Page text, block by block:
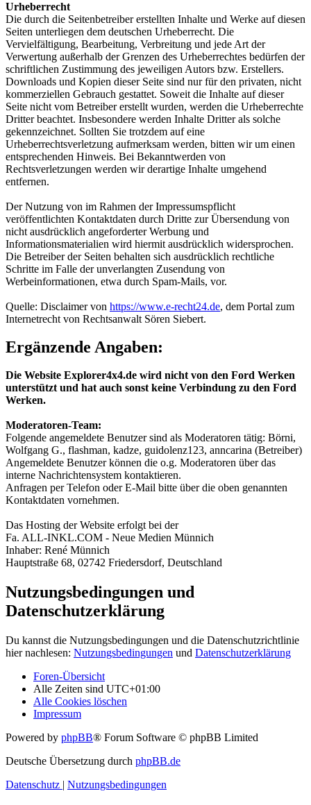
Urheberrecht
Die durch die Seitenbetreiber erstellten Inhalte und Werke auf diesen
Seiten unterliegen dem deutschen Urheberrecht. Die
Vervielfältigung, Bearbeitung, Verbreitung und jede Art der
Verwertung außerhalb der Grenzen des Urheberrechtes bedürfen der
schriftlichen Zustimmung des jeweiligen Autors bzw. Erstellers.
Downloads und Kopien dieser Seite sind nur für den privaten, nicht
kommerziellen Gebrauch gestattet. Soweit die Inhalte auf dieser
Seite nicht vom Betreiber erstellt wurden, werden die Urheberrechte
Dritter beachtet. Insbesondere werden Inhalte Dritter als solche
gekennzeichnet. Sollten Sie trotzdem auf eine
Urheberrechtsverletzung aufmerksam werden, bitten wir um einen
entsprechenden Hinweis. Bei Bekanntwerden von
Rechtsverletzungen werden wir derartige Inhalte umgehend
entfernen.
Der Nutzung von im Rahmen der Impressumspflicht
veröffentlichten Kontaktdaten durch Dritte zur Übersendung von
nicht ausdrücklich angeforderter Werbung und
Informationsmaterialien wird hiermit ausdrücklich widersprochen.
Die Betreiber der Seiten behalten sich ausdrücklich rechtliche
Schritte im Falle der unverlangten Zusendung von
Werbeinformationen, etwa durch Spam-Mails, vor.
Quelle: Disclaimer von https://www.e-recht24.de, dem Portal zum
Internetrecht von Rechtsanwalt Sören Siebert.
Ergänzende Angaben:
Die Website Explorer4x4.de wird nicht von den Ford Werken
unterstützt und hat auch sonst keine Verbindung zu den Ford
Werken.
Moderatoren-Team:
Folgende angemeldete Benutzer sind als Moderatoren tätig: Börni,
Wolfgang G., flashman, kadze, guidolenz123, anncarina (Betreiber)
Angemeldete Benutzer können die o.g. Moderatoren über das
interne Nachrichtensystem kontaktieren.
Anfragen per Telefon oder E-Mail bitte über die oben genannten
Kontaktdaten vornehmen.
Das Hosting der Website erfolgt bei der
Fa. ALL-INKL.COM - Neue Medien Münnich
Inhaber: René Münnich
Hauptstraße 68, 02742 Friedersdorf, Deutschland
Nutzungsbedingungen und
Datenschutzerklärung
Du kannst die Nutzungsbedingungen und die Datenschutzrichtlinie
hier nachlesen: Nutzungsbedingungen und Datenschutzerklärung
Foren-Übersicht
Alle Zeiten sind UTC+01:00
Alle Cookies löschen
Impressum
Powered by phpBB® Forum Software © phpBB Limited
Deutsche Übersetzung durch phpBB.de
Datenschutz | Nutzungsbedingungen